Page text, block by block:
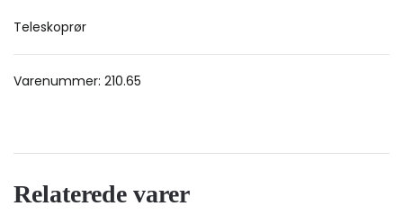
Teleskoprør
Varenummer: 210.65
Relaterede varer